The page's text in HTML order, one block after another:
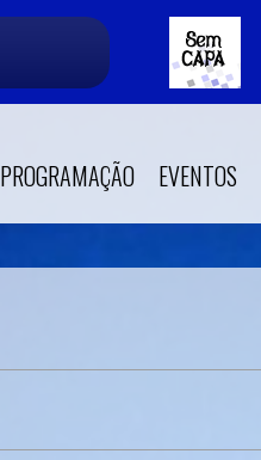
PROGRAMAÇÃO EVENTOS